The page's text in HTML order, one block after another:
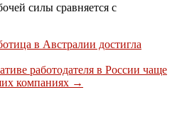
силы сравняется с
в Австралии достигла
работодателя в России чаще
компаниях →